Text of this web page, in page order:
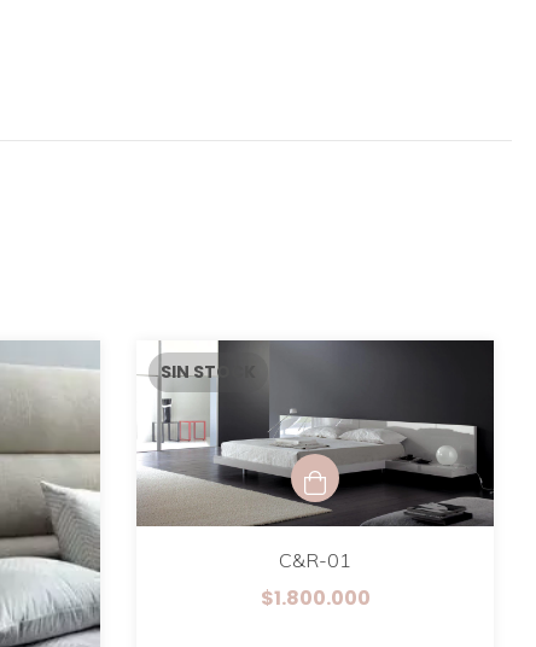
SIN STOCK
C&R-01
$1.800.000